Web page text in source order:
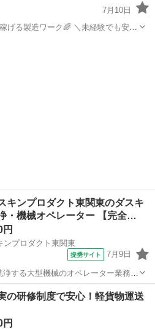
7月10日
ーク🌈 ＼未経験でも安心
キンプロダクト東関東のダスキ
・機械オペレーター 【完全…
円
ンプロダクト東関東
提携サイト 7月9日
する大型機械のオペレーター業務か
プを巨大な洗濯機に投入し、 タッ
の研修制度で安⼼！軽貨物運送
円